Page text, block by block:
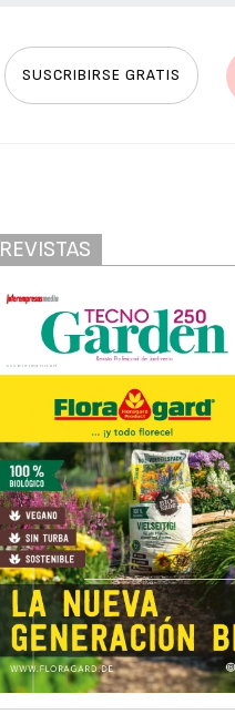
SUSCRIBIRSE GRATIS
REVISTAS